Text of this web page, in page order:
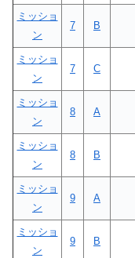
ミッショ
ン
7 B
ミッショ
ン
7 C
ミッショ
ン
8 A
ミッショ
ン
8 B
ミッショ
ン
9 A
ミッショ
ン
9 B